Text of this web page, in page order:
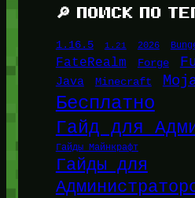
🔎 ПОИСК ПО
1.16.5 1.21 2026
FateRealm Forge
Java Minecraft
Бесплатно
Гайд для
Гайды Майнкрафт
Гайды для